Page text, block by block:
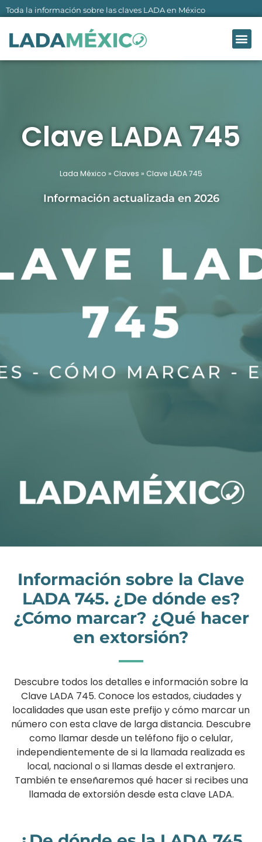
al
contenido
Toda la información sobre las claves LADA en México
Clave LADA 745
Lada México » Claves » Clave LADA 745
Información actualizada en 2026
Información sobre la Clave
LADA 745. ¿De dónde es?
¿Cómo marcar? ¿Qué hacer
en extorsión?
Descubre todos los detalles e información sobre la
Clave LADA 745. Conoce los estados, ciudades y
localidades que usan este prefijo y cómo marcar un
número con esta clave de larga distancia. Descubre
como llamar desde un teléfono fijo o celular,
independientemente de si la llamada realizada es
local, nacional o si llamas desde el extranjero.
También te enseñaremos qué hacer si recibes una
llamada de extorsión desde esta clave LADA.